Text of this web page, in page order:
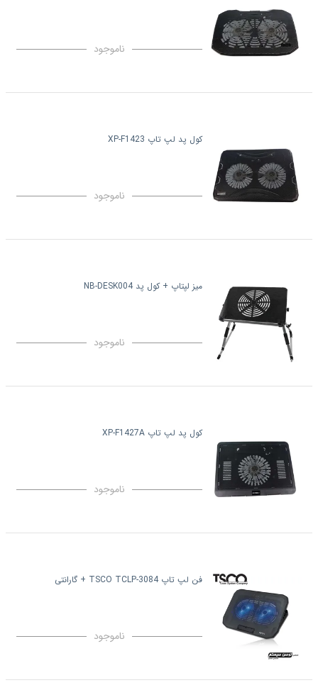
ناموجود
کول پد لپ تاپ XP-F1423
ناموجود
میز لپتاپ + کول پد NB-DESK004
ناموجود
کول پد لپ تاپ XP-F1427A
ناموجود
فن لپ تاپ TSCO TCLP-3084 + گارانتی
ناموجود